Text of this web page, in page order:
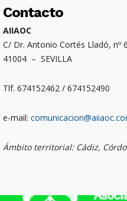
Contacto
AIIAOC
C/ Dr. Antonio Cortés Lladó, nº 6
41004 – SEVILLA
Tlf. 674152462 / 674152490
e-mail:
Ámbito territorial: Cádiz,